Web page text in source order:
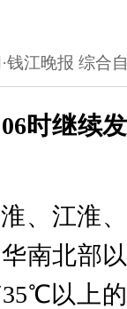
钱江晚报 综合
时继续
、江淮
南北部
以上